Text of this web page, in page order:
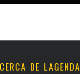
DE LAGENDA